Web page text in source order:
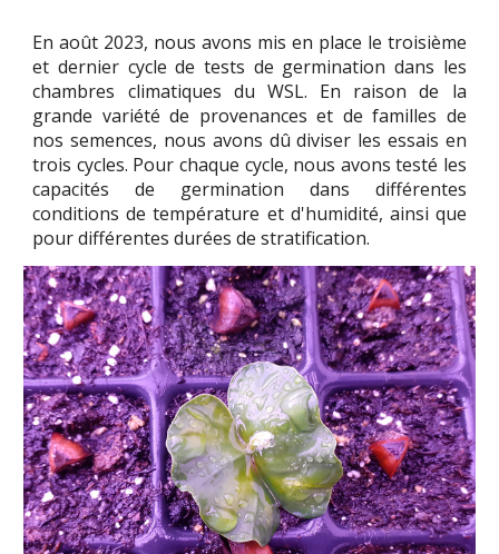
En août 2023, nous avons mis en place le troisième
et dernier cycle de tests de germination dans les
chambres climatiques du WSL. En raison de la
grande variété de provenances et de familles de
nos semences, nous avons dû diviser les essais en
trois cycles. Pour chaque cycle, nous avons testé les
capacités de germination dans différentes
conditions de température et d'humidité, ainsi que
pour différentes durées de stratification.